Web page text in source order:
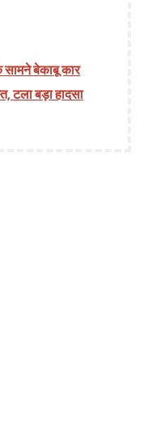
बेकाबू कार
टला बड़ा हादसा